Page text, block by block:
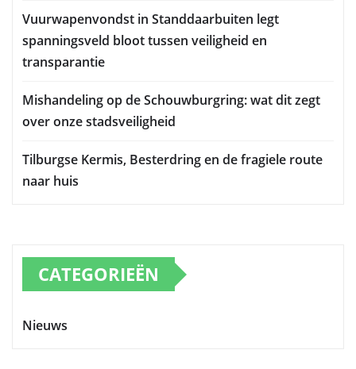
Vuurwapenvondst in Standdaarbuiten legt
spanningsveld bloot tussen veiligheid en
transparantie
Mishandeling op de Schouwburgring: wat dit zegt
over onze stadsveiligheid
Tilburgse Kermis, Besterdring en de fragiele route
naar huis
CATEGORIEËN
Nieuws